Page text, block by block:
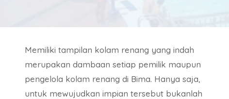
Memiliki tampilan kolam renang yang indah
merupakan dambaan setiap pemilik maupun
pengelola kolam renang di Bima. Hanya saja,
untuk mewujudkan impian tersebut bukanlah